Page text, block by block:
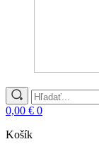
Search
for:
0,00 € 0
Košík